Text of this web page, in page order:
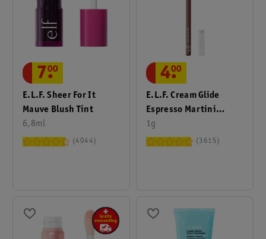
E.l.f. Sheer For It
Mauve Blush Tint
6,8ml
7.
00
4044
E.l.f. Cream Glide
Espresso Martini
Lipliner
1g
4.
00
3615